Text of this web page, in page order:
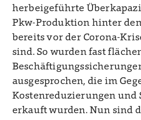
herbeigeführte
Pkw-Produktion hinter
bereits vor der Corona-
sind. So wurden fast
ausgesprochen, die im
Kostenreduzierungen und
erkauft wurden. Nun sind